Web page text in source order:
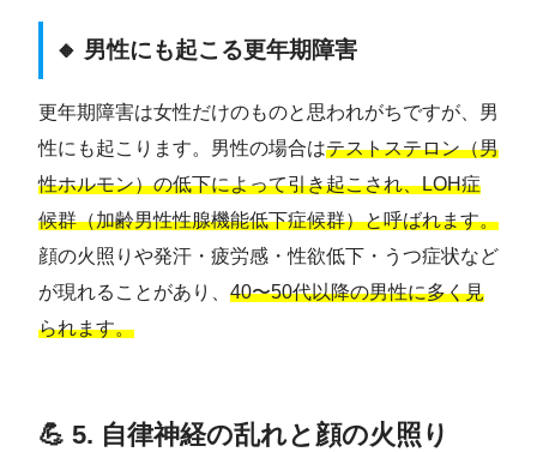
🔸 男性にも起こる更年期障害
更年期障害は女性だけのものと思われがちですが、男
性にも起こります。男性の場合はテストステロン（男
性ホルモン）の低下によって引き起こされ、LOH症
候群（加齢男性性腺機能低下症候群）と呼ばれます。
顔の火照りや発汗・疲労感・性欲低下・うつ症状など
が現れることがあり、 40〜50代以降の男性に多く見
られます。
💪 5. 自律神経の乱れと顔の火照り